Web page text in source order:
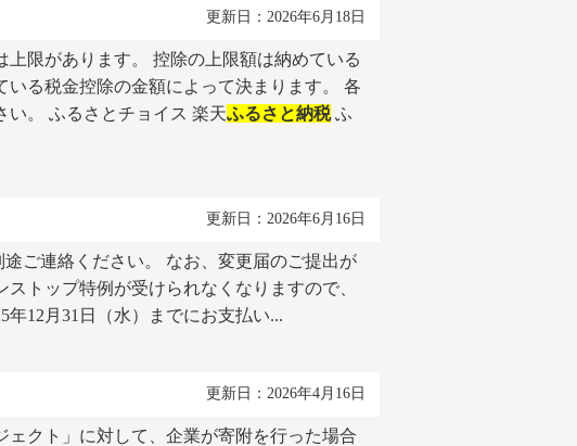
更新日：2026年6月18日
限があります。 控除の上限額は納めている
る税金控除の金額によって決まります。 各
い。 ふるさとチョイス 楽天ふるさと納税ふ
更新日：2026年6月16日
ご連絡ください。 なお、変更届のご提出が
ストップ特例が受けられなくなりますので、
12月31日（水）までにお支払い...
更新日：2026年4月16日
クト」に対して、企業が寄附を行った場合